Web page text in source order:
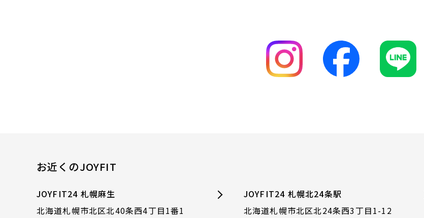
お近くのJOYFIT
JOYFIT24 札幌麻生
北海道札幌市北区北40条西4丁目1番1
JOYFIT24 札幌北24条駅
北海道札幌市北区北24条西3丁目1-12